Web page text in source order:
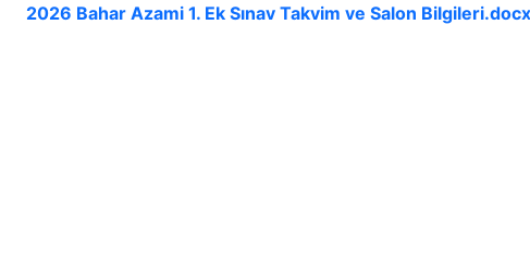
2026 Bahar Azami 1. Ek Sınav Takvim ve Salon Bilgileri.docx